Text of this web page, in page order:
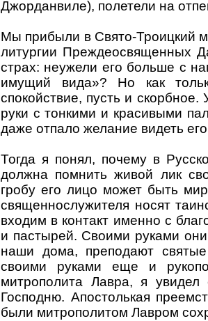
Джорданвиле), полетели на
Мы прибыли в Свято-Троицкий
литургии Преждеосвященных
страх: неужели его больше с
имущий вида»? Но как
спокойствие, пусть и
руки с тонкими и красивыми
даже отпало желание видеть
Тогда я понял, почему в
должна помнить живой лик
гробу его лицо может быть
священнослужителя носят
входим в контакт именно с
и пастырей. Своими руками
наши дома, преподают
своими руками еще и
митрополита Лавра, я
Господню. Апостолькая
были митрополитом Лавром